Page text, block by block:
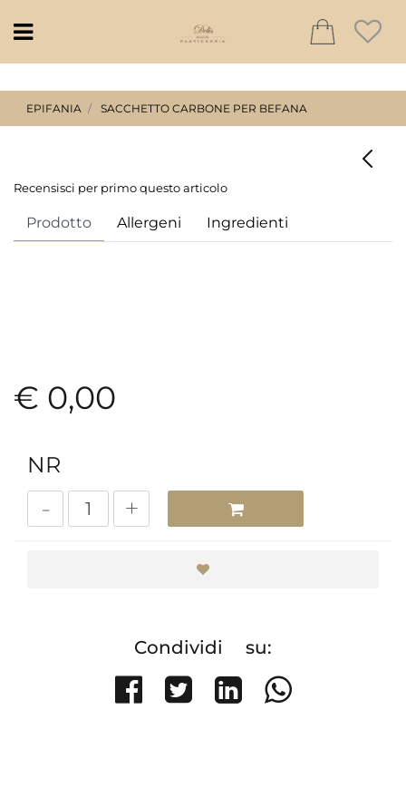
Open
EPIFANIA SACCHETTO CARBONE PER BEFANA
Recensisci per primo questo articolo
Prodotto Allergeni Ingredienti
€ 0,00
NR
Quantità
Condividi su:
Share on Facebook
TweetShare on